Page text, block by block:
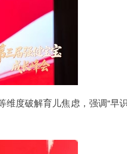
度破解育儿焦虑，强调“早